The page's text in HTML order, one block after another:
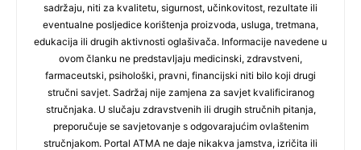
sadržaju, niti za kvalitetu, sigurnost, učinkovitost, rezultate ili
eventualne posljedice korištenja proizvoda, usluga, tretmana,
edukacija ili drugih aktivnosti oglašivača. Informacije navedene u
ovom članku ne predstavljaju medicinski, zdravstveni,
farmaceutski, psihološki, pravni, financijski niti bilo koji drugi
stručni savjet. Sadržaj nije zamjena za savjet kvalificiranog
stručnjaka. U slučaju zdravstvenih ili drugih stručnih pitanja,
preporučuje se savjetovanje s odgovarajućim ovlaštenim
stručnjakom. Portal ATMA ne daje nikakva jamstva, izričita ili